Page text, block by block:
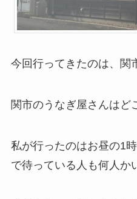
今回行ってきたのは、関
関市のうなぎ屋さんはど
私が行ったのはお昼の1
で待っている人も何人か